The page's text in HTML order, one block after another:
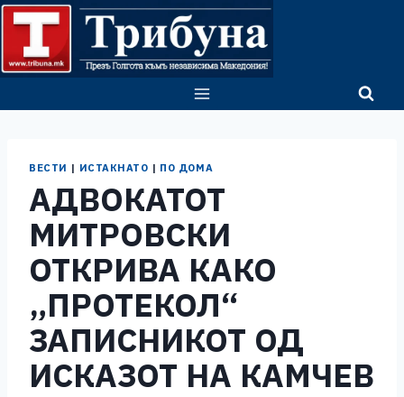
Skip
content
ВЕСТИ | ИСТАКНАТО | ПО ДОМА
АДВОКАТОТ
МИТРОВСКИ
ОТКРИВА КАКО
„ПРОТЕКОЛ“
ЗАПИСНИКОТ ОД
ИСКАЗОТ НА КАМЧЕВ